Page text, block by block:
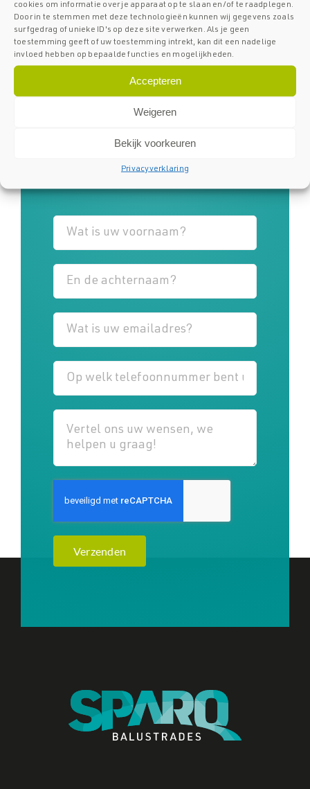
cookies om informatie over je apparaat op te slaan en/of te raadplegen.
Door in te stemmen met deze technologieën kunnen wij gegevens zoals
surfgedrag of unieke ID's op deze site verwerken. Als je geen
toestemming geeft of uw toestemming intrekt, kan dit een nadelige
invloed hebben op bepaalde functies en mogelijkheden.
Accepteren
Weigeren
Bekijk voorkeuren
Privacyverklaring
Vul uw naam en adresgegevens in
en wij helpen u snel aan een
passend voorstel.
Uw gegevens worden uitsluitend
Verzenden